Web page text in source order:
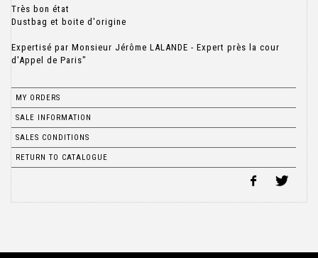
Très bon état
Dustbag et boite d'origine
Expertisé par Monsieur Jérôme LALANDE - Expert près la cour
d'Appel de Paris"
MY ORDERS
SALE INFORMATION
SALES CONDITIONS
RETURN TO CATALOGUE